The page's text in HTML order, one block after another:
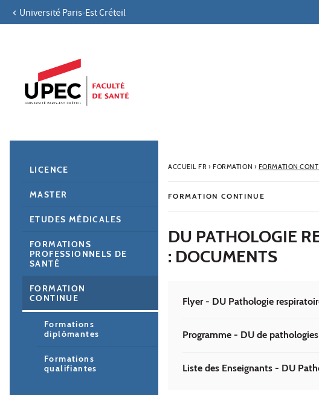
Aller au contenu
Navigation secondaire
Université Paris-Est Créteil
ACCUEIL FR› FORMATION › FORMATION
FORMATION CONTINUE
DU PATHOLOGIE
: DOCUMENTS
Flyer - DU Pathologie
Programme - DU de
Liste des Enseignants - DU
LICENCE
MASTER
ETUDES MÉDICALES
FORMATIONS
PROFESSIONNELS DE
SANTÉ
FORMATION
CONTINUE
Formations
diplômantes
Formations
qualifiantes